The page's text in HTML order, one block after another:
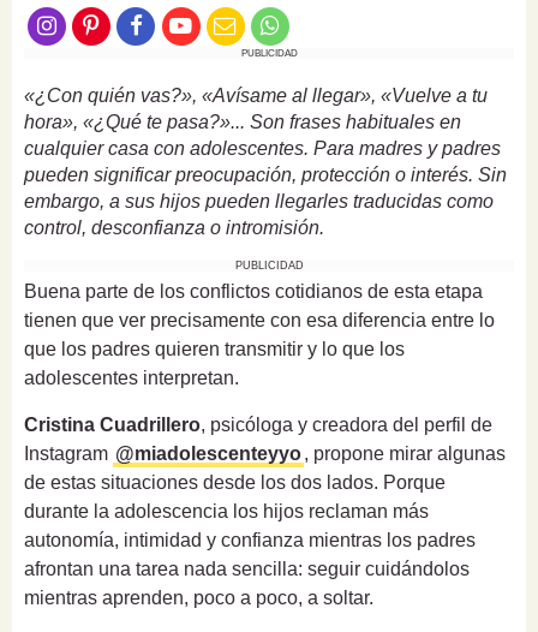
PUBLICIDAD
«¿Con quién vas?», «Avísame al llegar», «Vuelve a tu
hora», «¿Qué te pasa?»... Son frases habituales en
cualquier casa con adolescentes. Para madres y padres
pueden significar preocupación, protección o interés. Sin
embargo, a sus hijos pueden llegarles traducidas como
control, desconfianza o intromisión.
PUBLICIDAD
Buena parte de los conflictos cotidianos de esta etapa
tienen que ver precisamente con esa diferencia entre lo
que los padres quieren transmitir y lo que los
adolescentes interpretan.
Cristina Cuadrillero, psicóloga y creadora del perfil de
Instagram @miadolescenteyyo, propone mirar algunas
de estas situaciones desde los dos lados. Porque
durante la adolescencia los hijos reclaman más
autonomía, intimidad y confianza mientras los padres
afrontan una tarea nada sencilla: seguir cuidándolos
mientras aprenden, poco a poco, a soltar.